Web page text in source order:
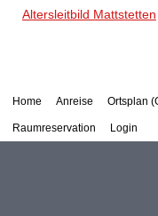
Altersleitbild Mattstetten
Home Anreise Ortsplan
Raumreservation Login